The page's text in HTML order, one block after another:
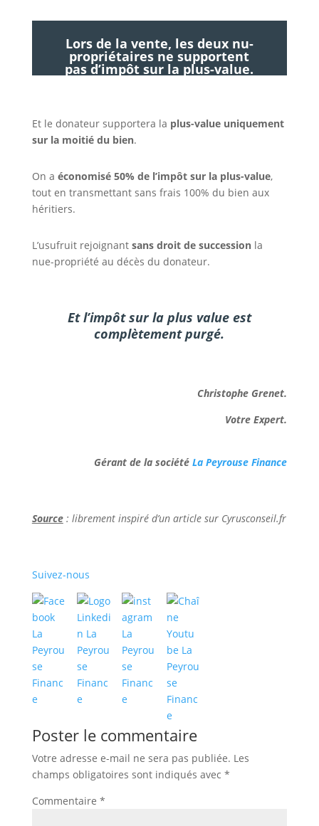
Lors de la vente, les deux nu-
propriétaires ne supportent
pas d’impôt sur la plus-value.
Et le donateur supportera la plus-value uniquement
sur la moitié du bien.
On a économisé 50% de l’impôt sur la plus-value,
tout en transmettant sans frais 100% du bien aux
héritiers.
L’usufruit rejoignant sans droit de successionla
nue-propriété au décès du donateur.
Et l’impôt sur la plus value est
complètement purgé.
Christophe Grenet.
Votre Expert.
Gérant de la sociétéLa Peyrouse Finance
Source: librement inspiré d’un article sur Cyrusconseil.fr
Suivez-nous
Poster le commentaire
Votre adresse e-mail ne sera pas publiée. Les
champs obligatoires sont indiqués avec *
Commentaire *